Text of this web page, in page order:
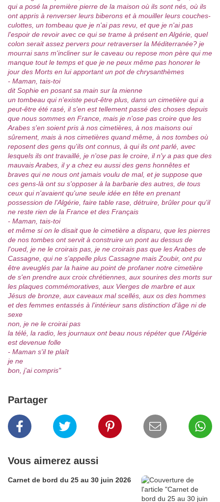
qui a posé la première pierre de la maison où ils sont nés, où ils
ont appris à renverser leurs biberons et à mouiller leurs couches-
culottes, un tombeau que je n'ai pas revu, et que je n'ai pas
l'espoir de revoir avec ce qui se trame à présent en Algérie, quel
colon serait assez pervers pour retraverser la Méditerranée? je
mourrai sans m'incliner sur le caveau ou repose mon père qui me
manque tout le temps et que je ne peux même pas honorer le
jour des Morts en lui apportant un pot de chrysanthèmes
- Maman, tais-toi
dit Sophie en posant sa main sur la mienne
un tombeau qui n'existe peut-être plus, dans un cimetière qui a
peut-être été rasé, il s'en est tellement passé des choses depuis
que nous sommes en France, mais je n'ose pas croire que les
Arabes s'en soient pris à nos cimetières, à nos maisons oui
sûrement, mais à nos cimetières quand même, à nos tombes où
reposent des gens qu'ils ont connus, à qui ils ont parlé, avec
lesquels ils ont travaillé, je n'ose pas le croire, il n'y a pas que des
mauvais Arabes, il y a chez eu aussi des gens honnêtes et
braves qui ne nous ont jamais voulu de mal, et je suppose que
ces gens-là ont su s'opposer à la barbarie des autres, de tous
ceux qui n'avaient qu'une seule idée en tête en prenant
possession de l'Algérie, faire table rase, détruire, brûler pour qu'il
ne reste rien de la France et des Français
- Maman, tais-toi
et même si on le disait que le cimetière a disparu, que les pierres
de nos tombes ont servit à construire un pont au dessus de
l'oued, je ne le croirais pas, je ne croirais pas que les Arabes de
Cassagne, qui ne s'appelle plus Cassagne mais Zoubir, ont pu
être aveuglés par la haine au point de profaner notre cimetière
de s'en prendre aux croix chrétiennes, aux sourires des morts sur
les plaques commémoratives, aux Vierges de marbre et aux
Jésus de bronze, aux caveaux mal scellés, aux os des hommes
et des femmes entassés à l'intérieur sans distinction d'âge ni de
sexe
non, je ne le croirai pas
la télé, la radio, les journaux ont beau nous répéter que l'Algérie
est devenue folle
- Maman s'il te plaît
je ne
bon, j'ai compris"
Partager
Vous aimerez aussi
Carnet de bord du 25 au 30 juin 2026